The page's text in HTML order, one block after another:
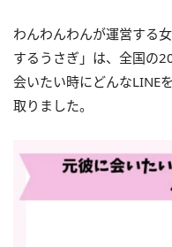
わんわんわんが運営する
するうさぎ」は、全国の
会いたい時にどんなLINE
取りました。